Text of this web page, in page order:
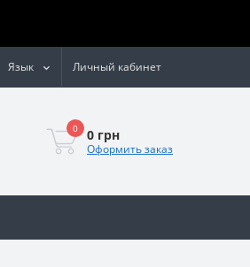
Язык Личный кабинет
0 0 грн
Оформить заказ